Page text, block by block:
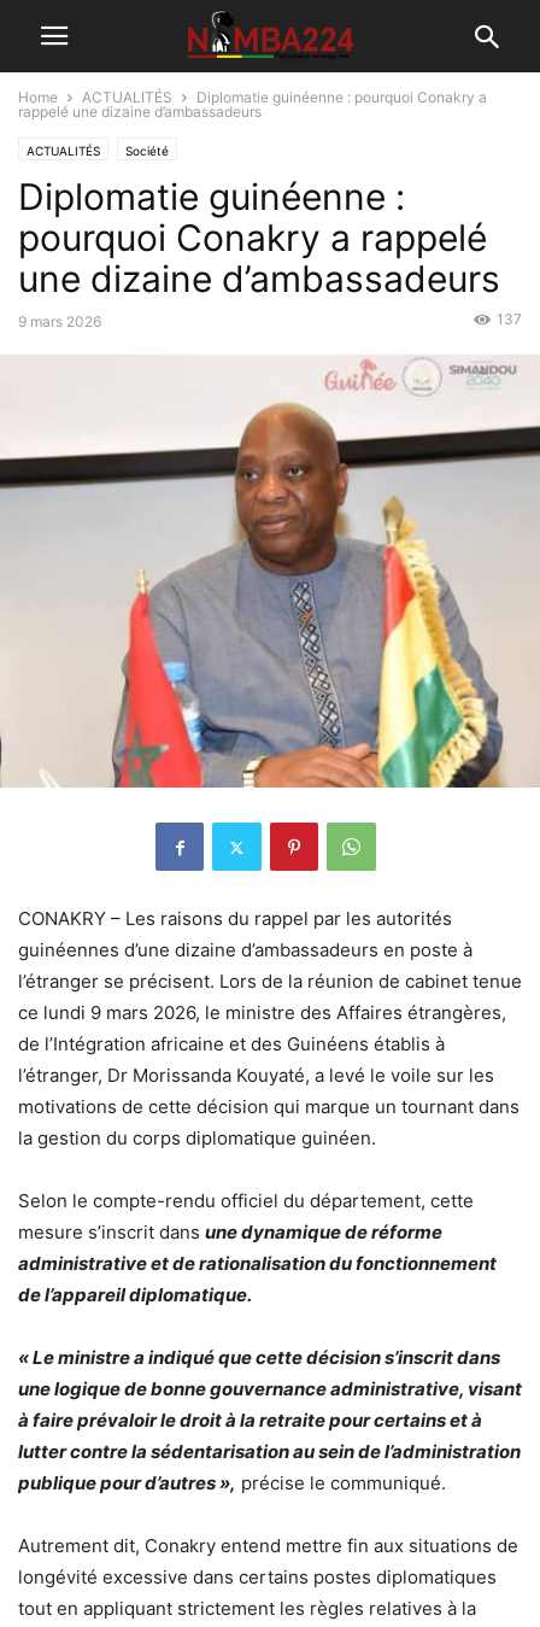
Home ACTUALITÉS
Diplomatie guinéenne : pourquoi Conakry a
rappelé une dizaine d’ambassadeurs
ACTUALITÉS Société
Diplomatie guinéenne :
pourquoi Conakry a rappelé
une dizaine d’ambassadeurs
9 mars 2026 137
CONAKRY – Les raisons du rappel par les autorités
guinéennes d’une dizaine d’ambassadeurs en poste à
l’étranger se précisent. Lors de la réunion de cabinet tenue
ce lundi 9 mars 2026, le ministre des Affaires étrangères,
de l’Intégration africaine et des Guinéens établis à
l’étranger, Dr Morissanda Kouyaté, a levé le voile sur les
motivations de cette décision qui marque un tournant dans
la gestion du corps diplomatique guinéen.
Selon le compte-rendu officiel du département, cette
mesure s’inscrit dans une dynamique de réforme
administrative et de rationalisation du fonctionnement
de l’appareil diplomatique.
« Le ministre a indiqué que cette décision s’inscrit dans
une logique de bonne gouvernance administrative, visant
à faire prévaloir le droit à la retraite pour certains et à
lutter contre la sédentarisation au sein de l’administration
publique pour d’autres », précise le communiqué.
Autrement dit, Conakry entend mettre fin aux situations de
longévité excessive dans certains postes diplomatiques
tout en appliquant strictement les règles relatives à la